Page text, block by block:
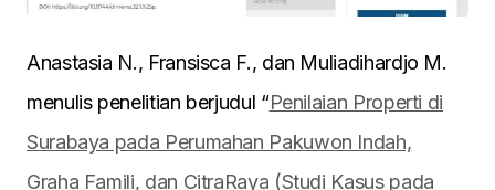
Anastasia N., Fransisca F., dan Muliadihardjo M.
menulis penelitian berjudul “Penilaian Properti di
Surabaya pada Perumahan Pakuwon Indah,
Graha Famili, dan CitraRaya (Studi Kasus pada